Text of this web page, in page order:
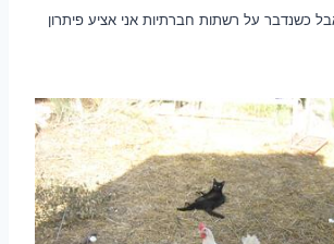
כשנדבר על רשתות חברתיות אני אציע פיתרון